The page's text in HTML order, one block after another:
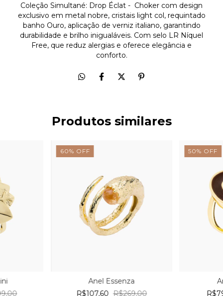
Coleção Simultané: Drop Éclat - Choker com design
exclusivo em metal nobre, cristais light col, requintado
banho Ouro, aplicação de verniz italiano, garantindo
durabilidade e brilho inigualáveis. Com selo LR Níquel
Free, que reduz alergias e oferece elegância e
conforto.
Produtos similares
60% OFF
Anel Essenza
R$107,60 R$269,00
50% OFF